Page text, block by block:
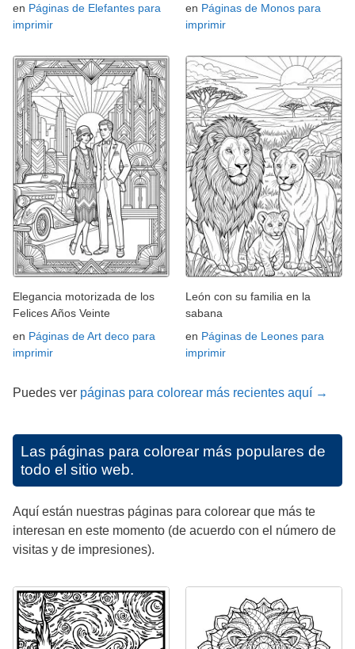
en Páginas de Elefantes para
imprimir
en Páginas de Monos para
imprimir
Elegancia motorizada de los
Felices Años Veinte
en Páginas de Art deco para
imprimir
León con su familia en la
sabana
en Páginas de Leones para
imprimir
Puedes ver páginas para colorear más recientes aquí →
Las páginas para colorear más populares de
todo el sitio web.
Aquí están nuestras páginas para colorear que más te
interesan en este momento (de acuerdo con el número de
visitas y de impresiones).